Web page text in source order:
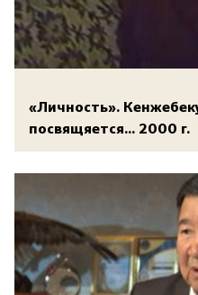
«Личность».
посвящяется... 2000 г.